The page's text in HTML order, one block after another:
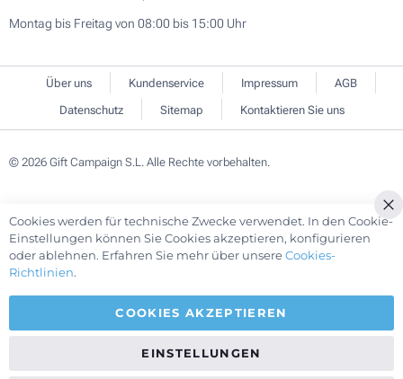
Montag bis Freitag von 08:00 bis 15:00 Uhr
Über uns Kundenservice Impressum
AGB
Datenschutz
Sitemap Kontaktieren Sie uns
© 2026 Gift Campaign S.L. Alle Rechte vorbehalten.
Cookies werden für technische Zwecke verwendet. In den Cookie-
Einstellungen können Sie Cookies akzeptieren, konfigurieren
oder ablehnen. Erfahren Sie mehr über unsereCookies-
Richtlinien.
COOKIES AKZEPTIEREN
EINSTELLUNGEN